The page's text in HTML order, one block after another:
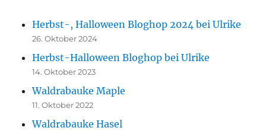
Herbst-, Halloween Bloghop 2024 bei Ulrike
26. Oktober 2024
Herbst-Halloween Bloghop bei Ulrike
14. Oktober 2023
Waldrabauke Maple
11. Oktober 2022
Waldrabauke Hasel